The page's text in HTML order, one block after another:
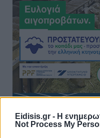
Eidisis.gr - Η
Not Process My